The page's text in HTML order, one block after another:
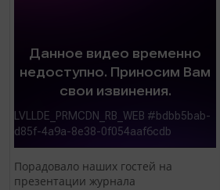
Порадовало наших гостей на
презентации журнала